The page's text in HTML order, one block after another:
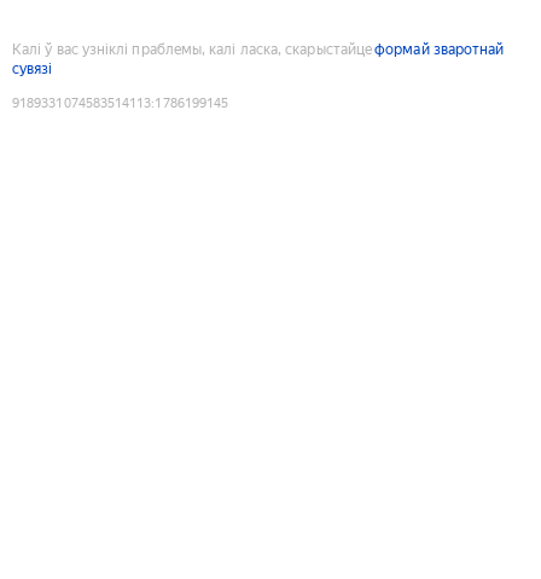
Калі ў вас узніклі праблемы, калі ласка, скарыстайцеформай зваротнай
сувязі
9189331074583514113:1786199145